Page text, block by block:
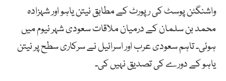
واشنگٹن پوسٹ کی رپورٹ کے مطابق نیتن یاہو اور شہزادہ
محمد بن سلمان کے درمیان ملاقات سعودی شہر نیوم میں
ہوئی۔ تاہم سعودی عرب اور اسرائیل نے سرکاری سطح پر نیتن
یاہو کے دورے کی تصدیق نہیں کی۔